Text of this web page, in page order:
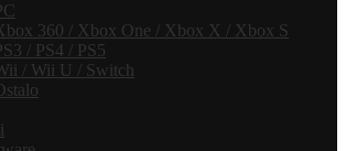
360 / Xbox One / Xbox X / Xbox S
/ PS4 / PS5
/ Wii U / Switch